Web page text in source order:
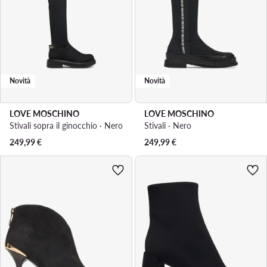
Novità
LOVE MOSCHINO
Stivali sopra il ginocchio · Nero
249,99€
Novità
LOVE MOSCHINO
Stivali · Nero
249,99€